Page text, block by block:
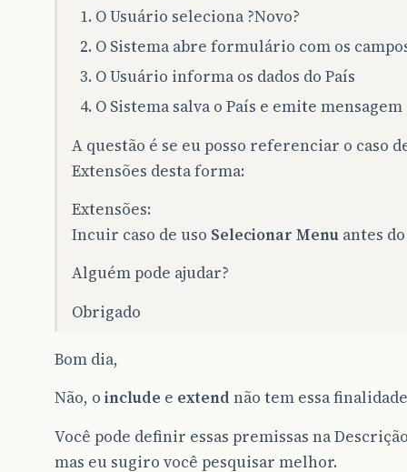
O Usuário seleciona ?Novo?
O Sistema abre formulário com os
O Usuário informa os dados do País
O Sistema salva o País e emite
A questão é se eu posso referenciar o caso
Extensões desta forma:
Extensões:
Incuir caso de uso Selecionar Menu antes
Alguém pode ajudar?
Obrigado
Bom dia,
Não, o include e extend não tem essa
Você pode definir essas premissas na
mas eu sugiro você pesquisar melhor.